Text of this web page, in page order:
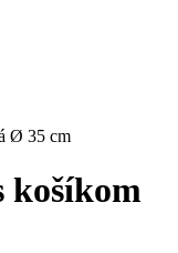
Ø 35 cm
košíkom